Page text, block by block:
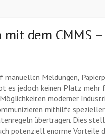
dem CMMS
Meldungen,
es jedoch keinen Platz mehr
moderner
mithilfe
übertragen. Dies
potenziell enorme Vorteile